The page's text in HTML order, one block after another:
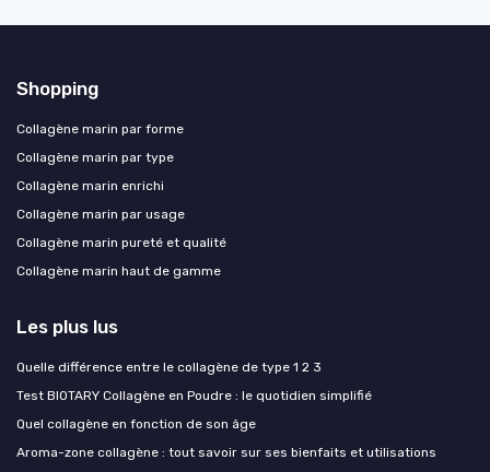
Shopping
Collagène marin par forme
Collagène marin par type
Collagène marin enrichi
Collagène marin par usage
Collagène marin pureté et qualité
Collagène marin haut de gamme
Les plus lus
Quelle différence entre le collagène de type 1 2 3
Test BIOTARY Collagène en Poudre : le quotidien simplifié
Quel collagène en fonction de son âge
Aroma-zone collagène : tout savoir sur ses bienfaits et utilisations